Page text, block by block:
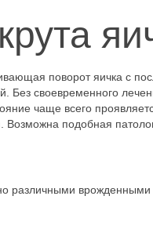
поворот яичка с
Без своевременного
чаще всего
Возможна подобная
различными